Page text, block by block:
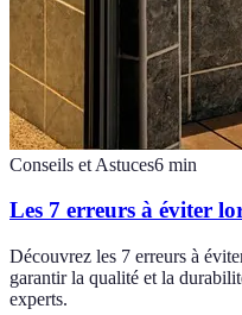
Conseils et Astuces6 min
Les 7 erreurs à éviter
Découvrez les 7 erreurs à
garantir la qualité et la
experts.